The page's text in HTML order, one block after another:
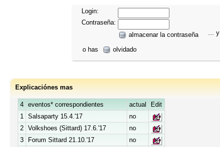
Login:
Contraseña:
almacenar la contraseña
o has
olvidado
...
Explicaciónes mas
4 eventos* correspondientes actual
Edit
1 Salsaparty 15.4.'17
no
2 Volkshoes (Sittard) 17.6.'17
no
3
Forum Sittard 21.10.'17
no